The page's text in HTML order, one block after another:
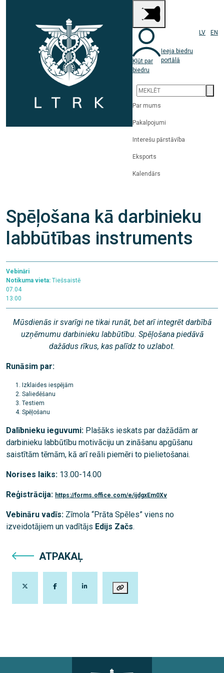
Kļūt par
biedru
Ieeja biedru
portālā
LV EN
Par mums
Pakalpojumi
Interešu pārstāvība
Eksports
Kalendārs
Spēļošana kā darbinieku
labbūtības instruments
Vebināri
Notikuma vieta: Tiešsaistē
07.04
13:00
Mūsdienās ir svarīgi ne tikai runāt, bet arī integrēt darbībā
uzņēmumu darbinieku labbūtību. Spēļošana piedāvā
dažādus rīkus, kas palīdz to uzlabot.
Runāsim par:
Izklaides iespējām
Saliedēšanu
Testiem
Spēļošanu
Dalībnieku ieguvumi: Plašāks ieskats par dažādām ar
darbinieku labbūtību motivāciju un zināšanu apgūšanu
saistītām tēmām, kā arī reāli piemēri to pielietošanai.
Norises laiks: 13.00-14.00
Reģistrācija: https://forms.office.com/e/ijdgxEm0Xv
Vebināru vadīs: Zīmola “Prāta Spēles” viens no
izveidotājiem un vadītājs Edijs Začs.
ATPAKAĻ